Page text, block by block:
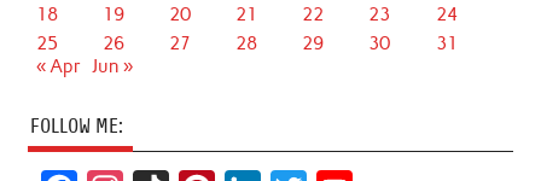
18
19 20 21 22 23
24
25
26 27 28 29 30
31
« Apr Jun »
FOLLOW ME: